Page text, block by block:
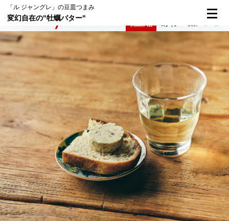
「ル ジャングレ」の豆皿つまみ
変幻自在の"牡蠣バター"